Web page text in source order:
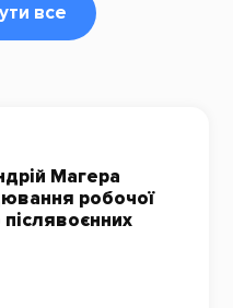
все
Магера
робочої